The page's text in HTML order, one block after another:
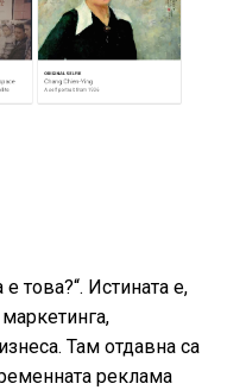
това?“. Истината е,
Там отдавна са
реклама